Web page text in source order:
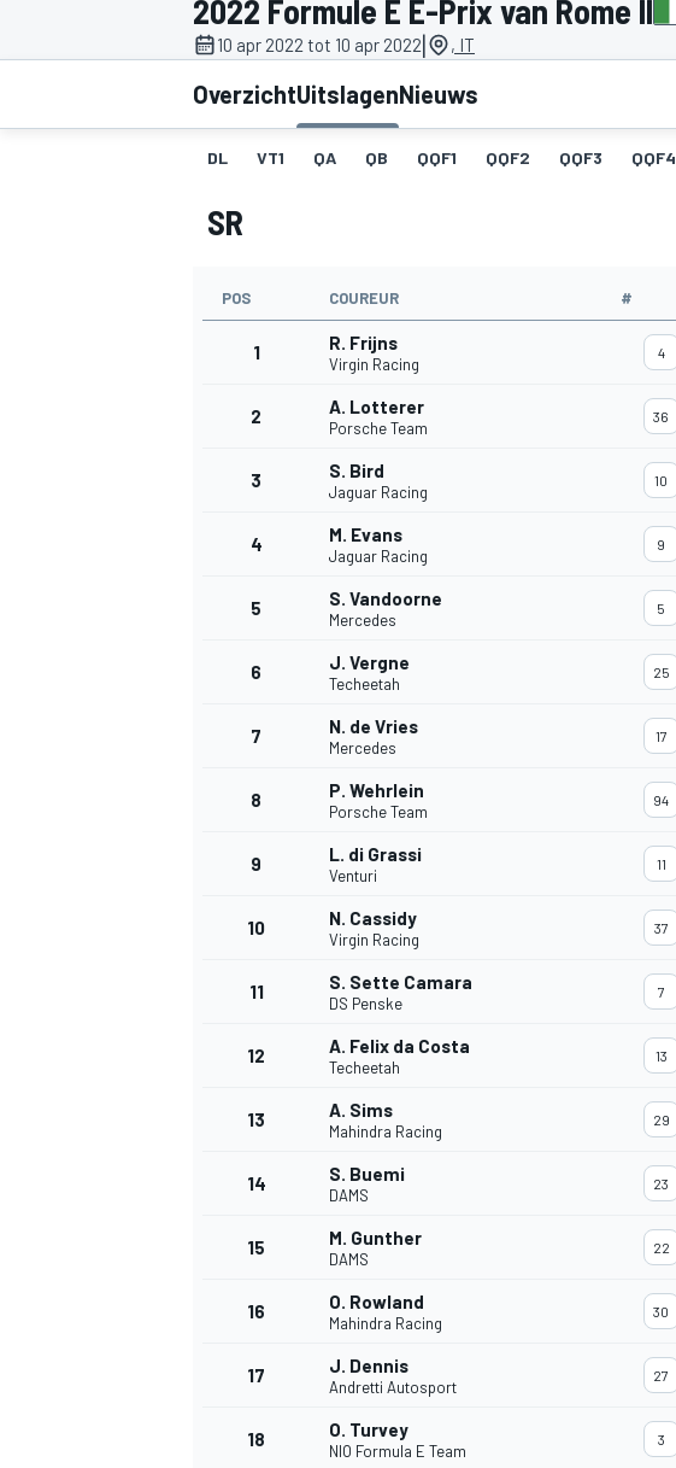
2022 Formule E E-Prix van Rome II
10 apr 2022 tot 10 apr 2022| , IT
OverzichtUitslagenNieuws
DL VT1 QA QB QQF1 QQF2 QQF3 QQF4
SR
POS COUREUR #
1 R. Frijns
Virgin Racing
4
2 A. Lotterer
Porsche Team
36
3 S. Bird
Jaguar Racing
10
4 M. Evans
Jaguar Racing
9
5 S. Vandoorne
Mercedes
5
6 J. Vergne
Techeetah
25
7 N. de Vries
Mercedes
17
8 P. Wehrlein
Porsche Team
94
9 L. di Grassi
Venturi
11
10 N. Cassidy
Virgin Racing
37
11 S. Sette Camara
DS Penske
7
12 A. Felix da Costa
Techeetah
13
13 A. Sims
Mahindra Racing
29
14 S. Buemi
DAMS
23
15 M. Gunther
DAMS
22
16 O. Rowland
Mahindra Racing
30
17 J. Dennis
Andretti Autosport
27
18 O. Turvey
NIO Formula E Team
3